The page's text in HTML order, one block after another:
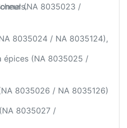
(NA 8035023 /
8035024 / NA 8035124),
épices (NA 8035025 /
8035026 / NA 8035126)
8035027 /